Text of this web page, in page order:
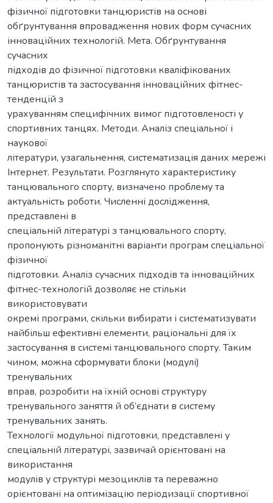
фізичної підготовки танцюристів на основі
обґрунтування впровадження нових форм сучасних
інноваційних технологій. Мета. Обґрунтування
сучасних
підходів до фізичної підготовки кваліфікованих
танцюристів та застосування інноваційних фітнес-
тенденцій з
урахуванням специфічних вимог підготовленості у
спортивних танцях. Методи. Аналіз спеціальної і
наукової
літератури, узагальнення, систематизація даних мережі
Інтернет. Результати. Розглянуто характеристику
танцювального спорту, визначено проблему та
актуальність роботи. Численні дослідження,
представлені в
спеціальній літературі з танцювального спорту,
пропонують різноманітні варіанти програм спеціальної
фізичної
підготовки. Аналіз сучасних підходів та інноваційних
фітнес-технологій дозволяє не стільки
використовувати
окремі програми, скільки вибирати і систематизувати
найбільш ефективні елементи, раціональні для їх
застосування в системі танцювального спорту. Таким
чином, можна сформувати блоки (модулі)
тренувальних
вправ, розробити на їхній основі структуру
тренувального заняття й об’єднати в систему
тренувальних занять.
Технології модульної підготовки, представлені у
спеціальній літературі, зазвичай орієнтовані на
використання
модулів у структурі мезоциклів та переважно
орієнтовані на оптимізацію періодизації спортивної